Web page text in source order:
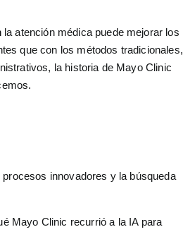
atención médica puede mejorar los
que con los métodos tradicionales,
la historia de Mayo Clinic
innovadores y la búsqueda
Mayo Clinic recurrió a la IA para